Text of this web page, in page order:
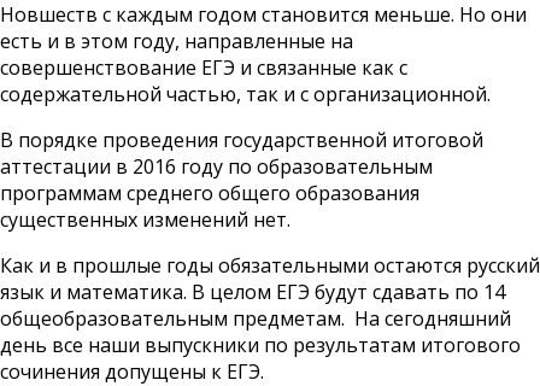
Новшеств с каждым годом становится меньше. Но они
есть и в этом году, направленные на
совершенствование ЕГЭ и связанные как с
содержательной частью, так и с организационной.
В порядке проведения государственной итоговой
аттестации в 2016 году по образовательным
программам среднего общего образования
существенных изменений нет.
Как и в прошлые годы обязательными остаются русский
язык и математика. В целом ЕГЭ будут сдавать по 14
общеобразовательным предметам. На сегодняшний
день все наши выпускники по результатам итогового
сочинения допущены к ЕГЭ.